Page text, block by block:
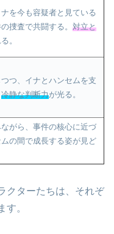
を今も容疑者と見ている
捜査で共闘する。 対立と
。
つ、イナとハンセムを支
冷静な判断力が光る。
がら、事件の核心に近づ
の間で成長する姿が見ど
クターたちは、それぞ
す。